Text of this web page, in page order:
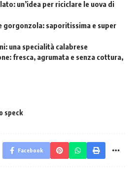
un’idea per riciclare le uova di
gorgonzola: saporitissima e super
una specialità calabrese
fresca, agrumata e senza cottura,
speck
Facebook